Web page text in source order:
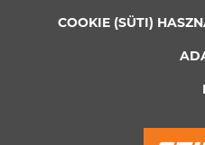
COOKIE (SÜTI)